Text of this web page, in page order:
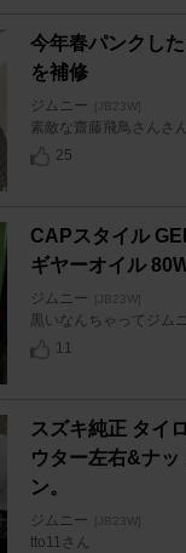
今年春パンクし
を補修
ジムニー [JB23W]
素敵な齋藤飛鳥さんさ
25
CAPスタイル
ギヤーオイル
ジムニー [JB23W]
黒いなんちゃってジム
11
スズキ純正 タイ
ウター左右&ナッ
ン。
ジムニー [JB23W]
tto11さん